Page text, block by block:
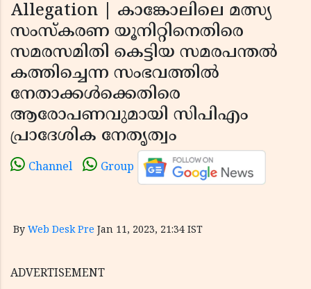
Allegation | കാങ്കോലിലെ മത്സ്യ
സംസ്‌കരണ യൂനിറ്റിനെതിരെ
സമരസമിതി കെട്ടിയ സമരപന്തല്‍
കത്തിച്ചെന്ന സംഭവത്തില്‍
നേതാക്കള്‍ക്കെതിരെ
ആരോപണവുമായി സിപിഎം
പ്രാദേശിക നേതൃത്വം
Channel Group
By Web Desk Pre Jan 11, 2023, 21:34 IST
ADVERTISEMENT